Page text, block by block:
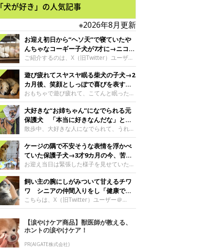
「犬が好き」の人気記事
※2026年8月更新
お迎え初日から“ヘソ天”で寝ていたや
んちゃなコーギー子犬が7才に→ニコニ
コ“コーギースマイル”が魅力のコに成
長！
ご紹介するのは、X（旧Twitter）ユーザー
＠Kus1oKg2vsgdWS2さんの愛犬でウェル
シュ・コーギー・ペンブロークの神楽ちゃ
ん。今年の8月で7才になるという神楽ちゃ
んですが、いったいどんな子犬時代を過ご
したのでしょうか。今回は、神楽ちゃんの
成長を飼い主さんと振り返ります！神楽ち
ゃんの成長について聞いた！お迎えから数
日後の神楽ちゃん（撮影時生後2カ月）＠
Kus1oKg2vsgdWS2――お迎え当初の神楽
ちゃんの様子について教えてください。飼
い主さん： 「お迎え当日から“ヘソ天”で寝
るようなコでし
遊び疲れてスヤスヤ眠る柴犬の子犬→2
カ月後、笑顔としっぽで喜びを表すコ
に成長！
おもちゃで遊び疲れて、こてんと眠った子
犬。あれから2カ月、表情や行動にさまざ
まな変化が見られるようになりました。遊
び疲れて眠る生後2カ月のなっちゃん遊び
疲れた様子のなっちゃん。@Pkndg_紹介
するのは、X（旧Twitter）ユーザー
@Pkndg_さんの愛犬・なっちゃん（取材
時、生後4カ月／柴犬）。こちらの写真
は、なっちゃんが生後2カ月のころに撮影
された一枚です。この日、なっちゃんは家
族と一緒におもちゃで遊んでいました。た
くさん遊んで疲れたのか、その後は眠り始
めたそうです。眠るなっちゃん。
@Pkndg_
大好きな“お姉ちゃん”になでられる元
保護犬 「本当に好きなんだな」と感
じる表情にほっこり
散歩中、大好きな人になでられて、うれし
そうな表情を見せる元保護犬。甘えるよう
な姿に、見ているこちらまでほっこりしま
す。大好きな“お姉ちゃん”に甘える小次郎
くん妹さんになでてもらい、うれしそうな
表情を見せる小次郎くん（2026年6月撮
影）。@mika_Jimmy紹介するのは、X（旧
Twitter）ユーザー@mika_Jimmyさんの愛
犬・小次郎くん（撮影時5才）。こちら
は、飼い主さんの妹さんと一緒に散歩をし
日、飼い主さんは実家から自宅へ帰る途
中、妹さんと公園で待ち合わせ
ケージの隅で不安そうな表情を浮かべ
ていた保護子犬→3才9カ月の今、苦手
を克服し頼もしいコに成長！
お迎え当日は緊張した様子を見せていた元
野犬の保護子犬。あれから約3年半、苦手
だったことを一つひとつ克服し、家族に寄
り添う姿を見せています。お迎え当日、ケ
ージの隅で不安そうにお迎え当日のシルビ
アちゃん。@nemonemotos今回紹介する
のは、X（旧Twitter）ユーザー
@nemonemotosさんの愛犬・シルビアち
ゃん（撮影当時、生後推定2カ月）。飼い
主さんが「#最初に撮った一枚」として投
飼い主の腕にしがみついて甘えるチワ
ワ シニアの仲間入りをし「健康で穏
やかな暮らしが続いてほしい」と願う
こちらは、X（旧Twitter）ユーザー＠
kotubusuke617さんが投稿した写真。写
っているのは、愛犬でチワワのつぶしゃん
（本名：こつぶちゃん）です。飼い主さん
の腕にしがみつくつぶしゃん（撮影時6
才）＠kotubusuke617撮影当時の状況に
【涙やけケア商品】獣医師が教える、
ホントの涙やけケア！
PR(AIGATE株式会社)